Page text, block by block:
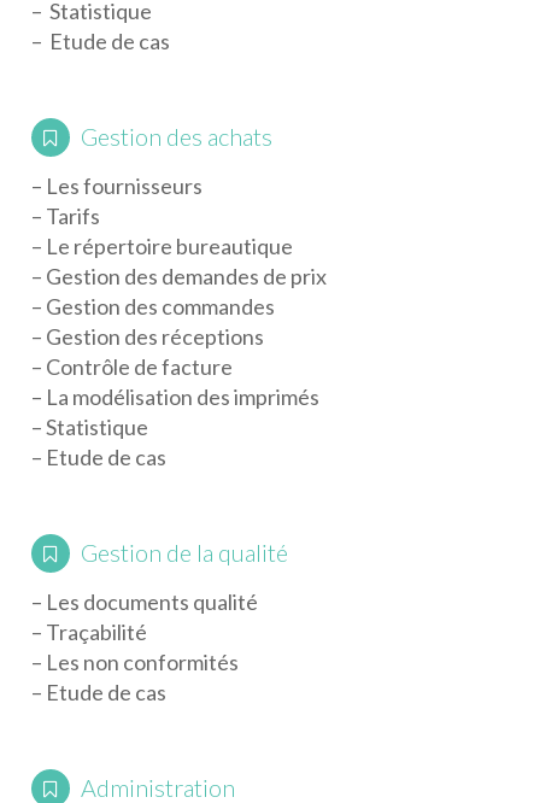
– Statistique
– Etude de cas
Gestion des achats
– Les fournisseurs
– Tarifs
– Le répertoire bureautique
– Gestion des demandes de prix
– Gestion des commandes
– Gestion des réceptions
– Contrôle de facture
– La modélisation des imprimés
– Statistique
– Etude de cas
Gestion de la qualité
– Les documents qualité
– Traçabilité
– Les non conformités
– Etude de cas
Administration